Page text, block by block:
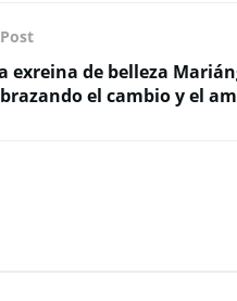
exreina de belleza
el cambio y el